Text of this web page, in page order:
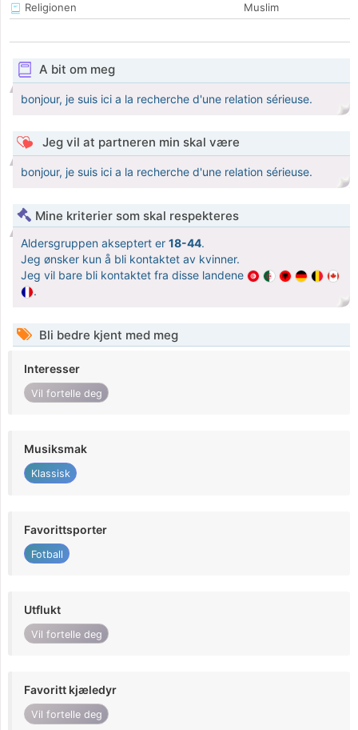
Religionen
Muslim
A bit om meg
bonjour, je suis ici a la recherche d'une relation sérieuse.
Jeg vil at partneren min skal være
bonjour, je suis ici a la recherche d'une relation sérieuse.
Mine kriterier som skal respekteres
Aldersgruppen akseptert er 18-44.
Jeg ønsker kun å bli kontaktet av kvinner.
Jeg vil bare bli kontaktet fra disse landene
.
Bli bedre kjent med meg
Interesser
Vil fortelle deg
Musiksmak
Klassisk
Favorittsporter
Fotball
Utflukt
Vil fortelle deg
Favoritt kjæledyr
Vil fortelle deg